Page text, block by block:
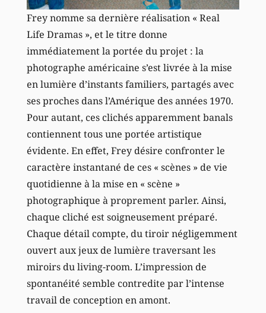
Frey nomme sa dernière réalisation « Real
Life Dramas », et le titre donne
immédiatement la portée du projet : la
photographe américaine s’est livrée à la mise
en lumière d’instants familiers, partagés avec
ses proches dans l’Amérique des années 1970.
Pour autant, ces clichés apparemment banals
contiennent tous une portée artistique
évidente. En effet, Frey désire confronter le
caractère instantané de ces « scènes » de vie
quotidienne à la mise en « scène »
photographique à proprement parler. Ainsi,
chaque cliché est soigneusement préparé.
Chaque détail compte, du tiroir négligemment
ouvert aux jeux de lumière traversant les
miroirs du living-room. L’impression de
spontanéité semble contredite par l’intense
travail de conception en amont.